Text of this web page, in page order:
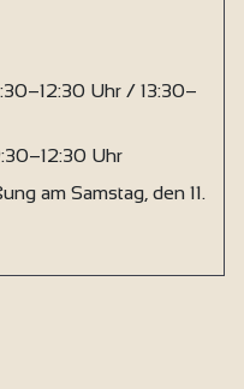
Uhr / 13:30–
Uhr
am Samstag, den 11.